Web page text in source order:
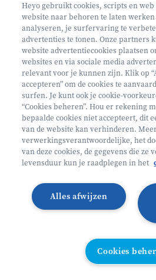
Mini ontdekkers
Oosterzele België
2 - 5 jaar
10/08 - 14/08
Zonder overnachting
Lees meer
LAATSTE PLAATSEN
Heyo gebruikt cookies, scripts en web
website naar behoren te laten
analyseren, je surfervaring te
advertenties te tonen. Onze partners
website advertentiecookies plaatsen
websites en via sociale media
relevant voor je kunnen zijn. Klik op
accepteren” om de cookies te
surfen. Je kunt ook je cookie-
“Cookies beheren”. Hou er rekening
bepaalde cookies niet accepteert, dit
van de website kan verhinderen.
verwerkingsverantwoordelijke, het
van deze cookies, de gegevens die ze
levensduur kun je raadplegen in het
Alles afwijzen
Cookies